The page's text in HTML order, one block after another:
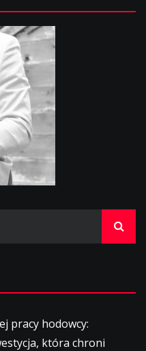
pracy hodowcy:
która chroni